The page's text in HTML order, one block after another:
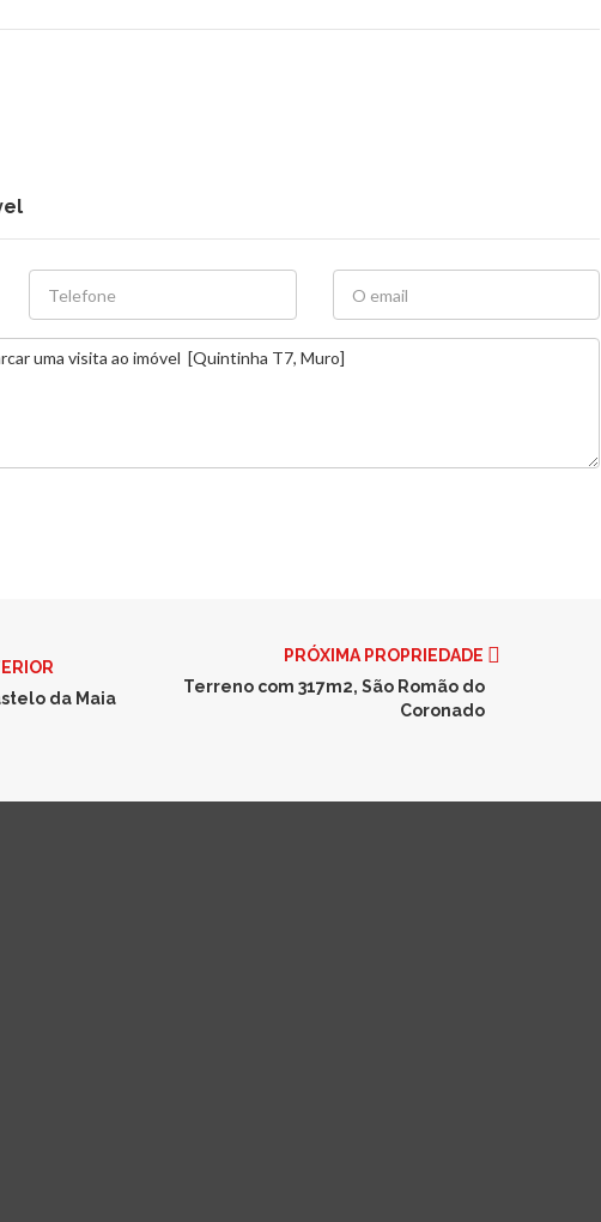
da Maia
PRÓXIMA PROPRIEDADE
Terreno com 317m2, São Romão do
Coronado